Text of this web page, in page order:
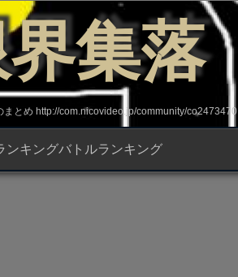
集落
とめ http://com.nicovideo.jp/community/co2473470
ンキングバトルランキング